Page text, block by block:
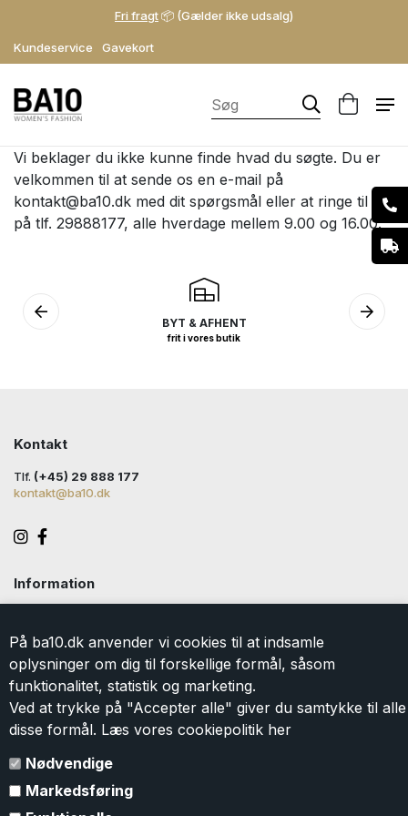
På ba10.dk anvender vi cookies til at indsamle
oplysninger om dig til forskellige formål, såsom
funktionalitet, statistik og marketing.
Ved at trykke på "Accepter alle" giver du samtykke til alle
disse formål. Læs vores cookiepolitik her
Nødvendige
Markedsføring
Kundeservice Gavekort
Fri fragt📦 (Gælder ikke udsalg)
Vi beklager du ikke kunne finde hvad du søgte. Du er
velkommen til at sende os en e-mail på
kontakt@ba10.dk med dit spørgsmål eller at ringe til os
på tlf. 29888177, alle hverdage mellem 9.00 og 16.00.
BYT & AFHENT
frit i vores butik
Kontakt
Tlf. (+45) 29 888 177
kontakt@ba10.dk
Information
Levering
Returlabel
Persondatapolitik
Om BA10
Gavekort
Tilmeld dig vores nyhedsbrev